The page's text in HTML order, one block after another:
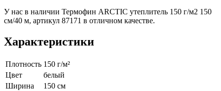
У нас в наличии Термофин ARCTIC утеплитель 150 г/м2 150
см/40 м, артикул 87171 в отличном качестве.
Характеристики
Плотность 150 г/м²
Цвет
белый
Ширина
150 см